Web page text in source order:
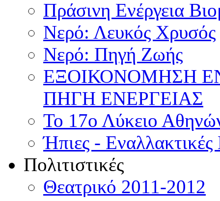
Πράσινη Ενέργεια
Νερό: Λευκός Χρυσός
Νερό: Πηγή Ζωής
ΕΞΟΙΚΟΝΟΜΗΣΗ
ΠΗΓΗ ΕΝΕΡΓΕΙΑΣ
Το 17ο Λύκειο
Ήπιες -
Πολιτιστικές
Θεατρικό 2011-2012